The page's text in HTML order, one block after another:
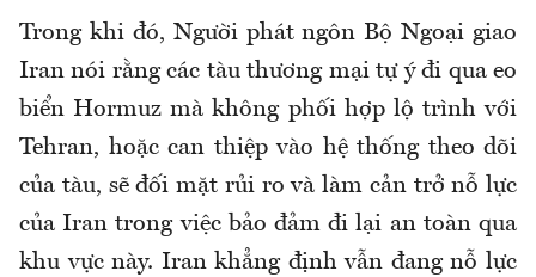
Trong khi đó, Người phát ngôn Bộ Ngoại giao
Iran nói rằng các tàu thương mại tự ý đi qua eo
biển Hormuz mà không phối hợp lộ trình với
Tehran, hoặc can thiệp vào hệ thống theo dõi
của tàu, sẽ đối mặt rủi ro và làm cản trở nỗ lực
của Iran trong việc bảo đảm đi lại an toàn qua
khu vực này. Iran khẳng định vẫn đang nỗ lực